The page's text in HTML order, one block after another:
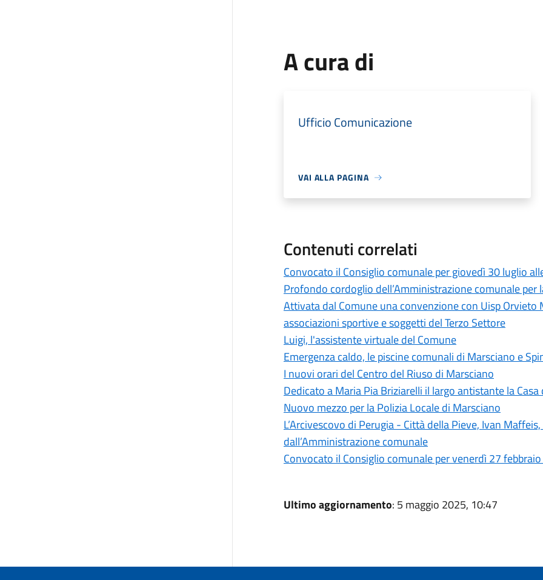
A cura di
Ufficio Comunicazione
VAI ALLA PAGINA
Contenuti correlati
Convocato il Consiglio comunale per giovedì 30 luglio
Profondo cordoglio dell’Amministrazione comunale per
Attivata dal Comune una convenzione con Uisp
associazioni sportive e soggetti del Terzo Settore
Luigi, l'assistente virtuale del Comune
Emergenza caldo, le piscine comunali di Marsciano e
I nuovi orari del Centro del Riuso di Marsciano
Dedicato a Maria Pia Briziarelli il largo antistante la
Nuovo mezzo per la Polizia Locale di Marsciano
L’Arcivescovo di Perugia - Città della Pieve, Ivan
dall’Amministrazione comunale
Convocato il Consiglio comunale per venerdì 27
Ultimo aggiornamento: 5 maggio 2025, 10:47